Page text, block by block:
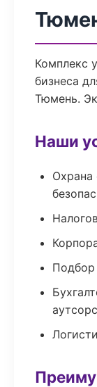
Комплекс
бизнеса
Тюмень.
Наши
Охрана
Подбор